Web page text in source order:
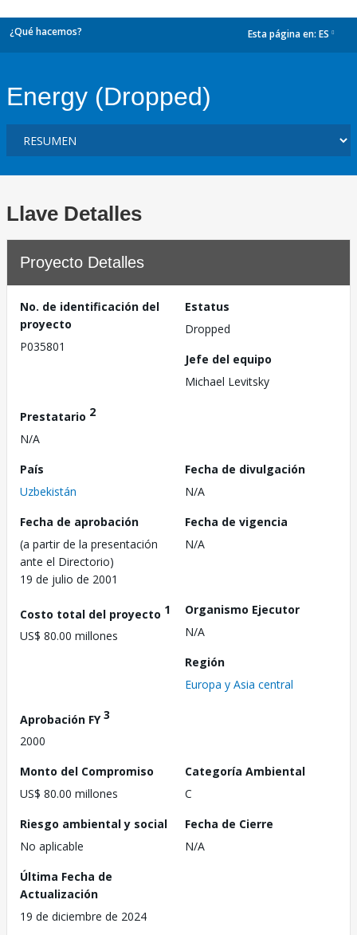
¿Qué hacemos? Esta página en: ES
Energy (Dropped)
Llave Detalles
Proyecto Detalles
No. de identificación del
proyecto
P035801
Estatus
Dropped
Jefe del equipo
Michael Levitsky
Prestatario 2
N/A
País
Uzbekistán
Fecha de divulgación
N/A
Fecha de aprobación
(a partir de la presentación
ante el Directorio)
19 de julio de 2001
Fecha de vigencia
N/A
Costo total del proyecto 1
US$ 80.00 millones
Organismo Ejecutor
N/A
Región
Europa y Asia central
Aprobación FY3
2000
Monto del Compromiso
US$ 80.00 millones
Categoría Ambiental
C
Riesgo ambiental y social
No aplicable
Fecha de Cierre
N/A
Última Fecha de
Actualización
19 de diciembre de 2024